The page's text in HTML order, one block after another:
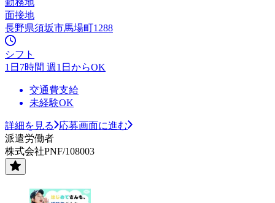
面接地
長野県須坂市馬場町1288
シフト
1日7時間 週1日からOK
交通費支給
未経験OK
詳細を見る
応募画面に進む
派遣労働者
株式会社PNF/108003